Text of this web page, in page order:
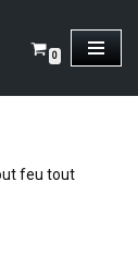
0
feu tout